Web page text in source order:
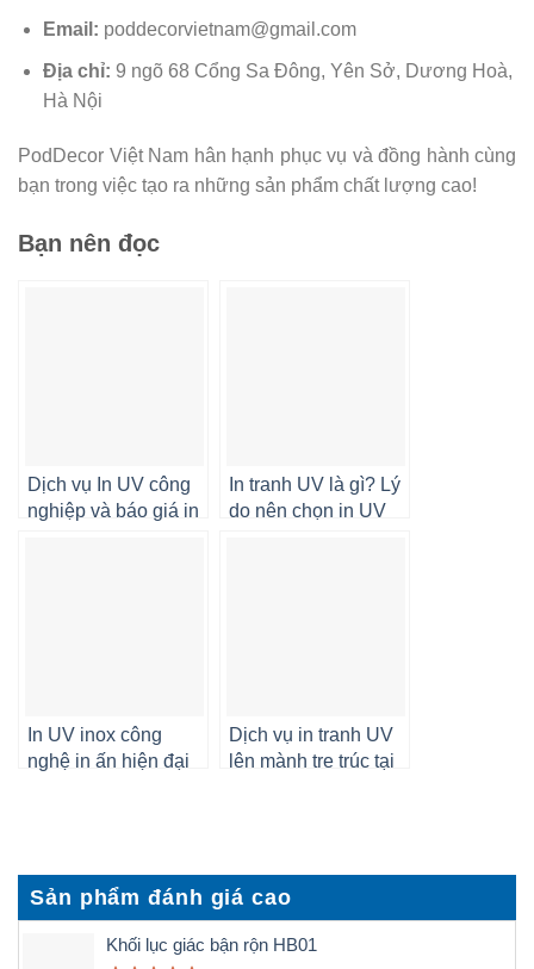
Sản phẩm đánh giá cao
Khối lục giác bận rộn HB01
Email: poddecorvietnam@gmail.com
Địa chỉ: 9 ngõ 68 Cổng Sa Đông, Yên Sở, Dương Hoà,
Hà Nội
PodDecor Việt Nam hân hạnh phục vụ và đồng hành cùng
bạn trong việc tạo ra những sản phẩm chất lượng cao!
Bạn nên đọc
Dịch vụ In UV công
nghiệp và báo giá in
In tranh UV là gì? Lý
do nên chọn in UV
In UV inox công
nghệ in ấn hiện đại
Dịch vụ in tranh UV
lên mành tre trúc tại